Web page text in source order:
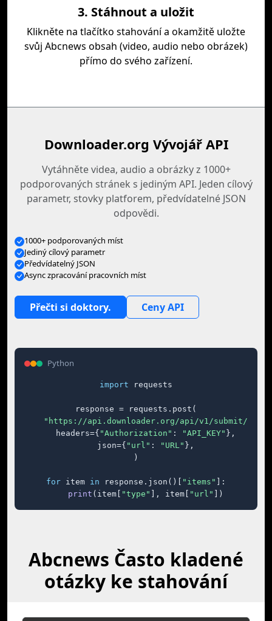
3. Stáhnout a uložit
Klikněte na tlačítko stahování a okamžitě uložte
svůj Abcnews obsah (video, audio nebo obrázek)
přímo do svého zařízení.
Downloader.org Vývojář API
Vytáhněte videa, audio a obrázky z 1000+
podporovaných stránek s jediným API. Jeden cílový
parametr, stovky platforem, předvídatelné JSON
odpovědi.
1000+ podporovaných míst
Jediný cílový parametr
Předvídatelný JSON
Async zpracování pracovních míst
Přečti si doktory. Ceny API
Python
import requests
response = requests.post(
"https://api.downloader.org/api/v1/submit/"
    headers={
"Authorization" : "API_KEY" },
    json={
"url" : "URL" },
)
for item in response.json()[ "items"
]:
print (item[ "type" ], item[ "url" ])
Abcnews Často kladené
otázky ke stahování